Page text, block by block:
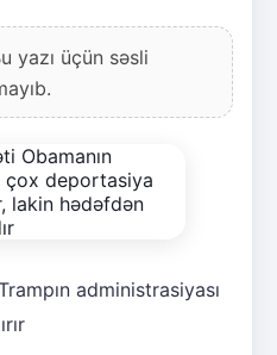
yazı üçün səsli
administrasiyası